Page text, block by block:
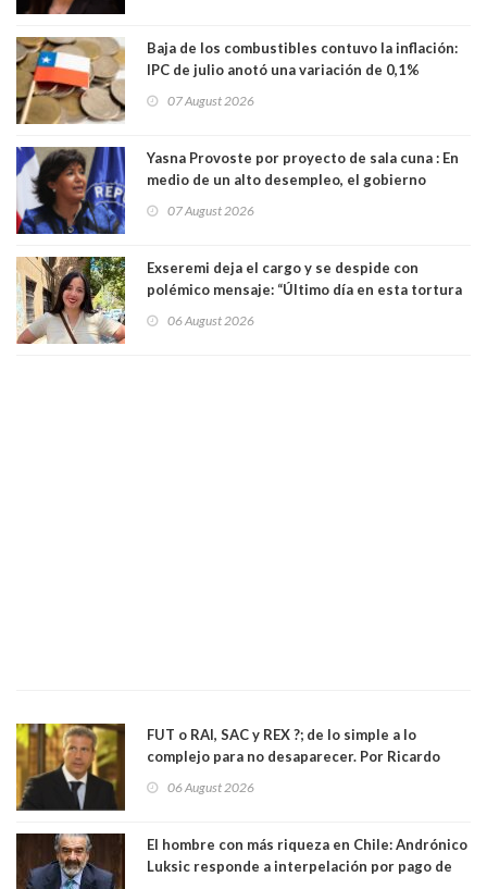
Baja de los combustibles contuvo la inflación:
IPC de julio anotó una variación de 0,1%
07 August 2026
Yasna Provoste por proyecto de sala cuna : En
medio de un alto desempleo, el gobierno
07 August 2026
Exseremi deja el cargo y se despide con
polémico mensaje: “Último día en esta tortura
06 August 2026
FUT o RAI, SAC y REX ?; de lo simple a lo
complejo para no desaparecer. Por Ricardo
06 August 2026
El hombre con más riqueza en Chile: Andrónico
Luksic responde a interpelación por pago de